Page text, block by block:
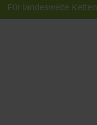
Für landesweite Ketten